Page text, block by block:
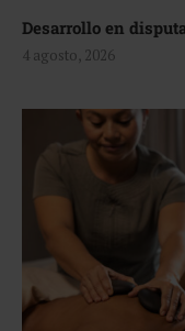
Desarrollo en
4 agosto, 2026